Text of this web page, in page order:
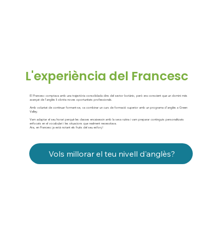
L'experiència del Francesc
El Francesc comptava amb una trajectòria consolidada dins del sector botànic, però era conscient que un domini més
avançat de l’anglès li obriria noves oportunitats professionals.
Amb voluntat de continuar formant-se, va combinar un curs de formació superior amb un programa d’anglès a Green
Valley.
Vam adaptar el seu horari perquè les classes encaixessin amb la seva rutina i vam preparar continguts personalitzats
enfocats en el vocabulari i les situacions que realment necessitava.
Ara, en Francesc ja està notant els fruits del seu esforç!
Vols millorar el teu nivell d'anglès?